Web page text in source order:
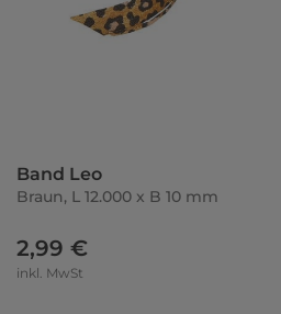
Band Leo
Braun, L 12.000 x B 10 mm
2,99 €
inkl. MwSt